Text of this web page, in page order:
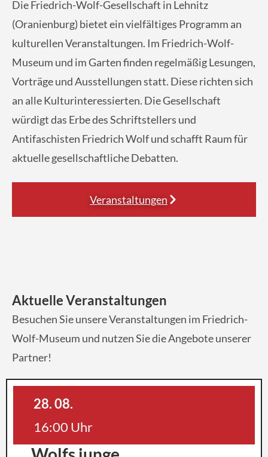
Die Friedrich-Wolf-Gesellschaft in Lehnitz
(Oranienburg) bietet ein vielfältiges Programm an
kulturellen Veranstaltungen. Im Friedrich-Wolf-
Museum und im Garten finden regelmäßig Lesungen,
Vorträge und Ausstellungen statt. Diese richten sich
an alle Kulturinteressierten. Die Gesellschaft
würdigt das Erbe des Schriftstellers und
Antifaschisten Friedrich Wolf und schafft Raum für
aktuelle gesellschaftliche Debatten.
Veranstaltungen
Aktuelle Veranstaltungen
Besuchen Sie unsere Veranstaltungen im Friedrich-
Wolf-Museum und nutzen Sie die Angebote unserer
Partner!
28. 08.
16:00 Uhr